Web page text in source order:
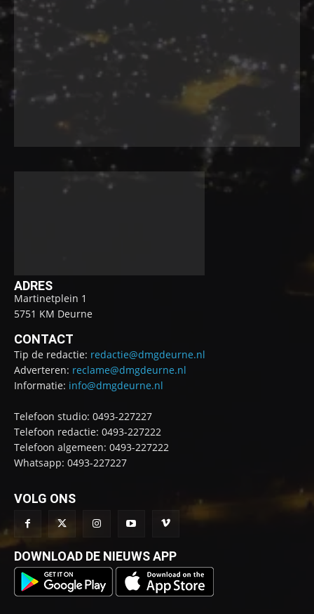
ADRES
Martinetplein 1
5751 KM Deurne
CONTACT
Tip de redactie: redactie@dmgdeurne.nl
Adverteren: reclame@dmgdeurne.nl
Informatie: info@dmgdeurne.nl
Telefoon studio: 0493-227227
Telefoon redactie: 0493-227222
Telefoon algemeen: 0493-227222
Whatsapp: 0493-227227
VOLG ONS
DOWNLOAD DE NIEUWS APP